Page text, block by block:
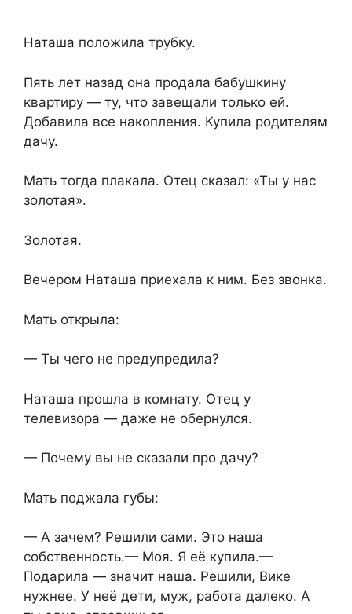
Наташа положила трубку.
Пять лет назад она продала бабушкину
квартиру — ту, что завещали только ей.
Добавила все накопления. Купила родителям
дачу.
Мать тогда плакала. Отец сказал: «Ты у нас
золотая».
Золотая.
Вечером Наташа приехала к ним. Без звонка.
Мать открыла:
— Ты чего не предупредила?
Наташа прошла в комнату. Отец у
телевизора — даже не обернулся.
— Почему вы не сказали про дачу?
Мать поджала губы:
— А зачем? Решили сами. Это наша
собственность.— Моя. Я её купила.—
Подарила — значит наша. Решили, Вике
нужнее. У неё дети, муж, работа далеко. А